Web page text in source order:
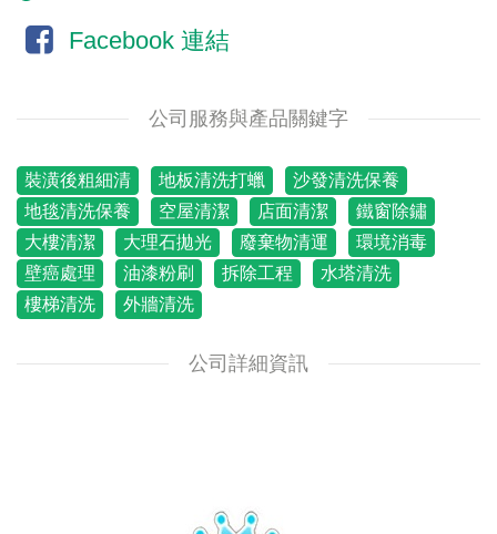
Facebook 連結
公司服務與產品關鍵字
裝潢後粗細清 地板清洗打蠟
沙發清洗保養
地毯清洗保養
空屋清潔 店面清潔
鐵窗除鏽
大樓清潔
大理石拋光 廢棄物清運
環境消毒
壁癌處理
油漆粉刷 拆除工程
水塔清洗
樓梯清洗
外牆清洗
公司詳細資訊